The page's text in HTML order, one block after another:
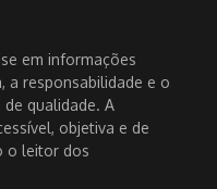
em informações
a responsabilidade e o
qualidade. A
objetiva e de
o leitor dos